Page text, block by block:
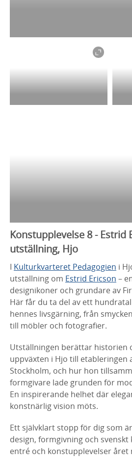
Konstupplevelse 8 - Estrid
utställning, Hjo
I Kulturkvarteret Pedagogien i
utställning om Estrid Ericson –
designikoner och grundare av
Här får du ta del av ett
hennes livsgärning, från
till möbler och fotografier.
Utställningen berättar historien
uppväxten i Hjo till etableringen
Stockholm, och hur hon
formgivare lade grunden för
En inspirerande helhet där
konstnärlig vision möts.
Ett självklart stopp för dig som
design, formgivning och
entré och konstupplevelser året